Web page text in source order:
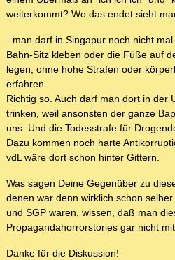
weiterkommt? Wo das endet sieht
- man darf in Singapur noch nicht
Bahn-Sitz kleben oder die Füße auf
legen, ohne hohe Strafen oder
erfahren.
Richtig so. Auch darf man dort in der
trinken, weil ansonsten der ganze
uns. Und die Todesstrafe für
Dazu kommen noch harte
vdL wäre dort schon hinter Gittern.
Was sagen Deine Gegenüber zu
denen war denn wirklich schon
und SGP waren, wissen, daß man
Propagandahorrorstories gar nicht
Danke für die Diskussion!